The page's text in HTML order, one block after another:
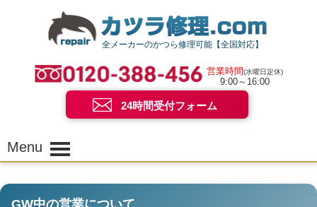
全メーカーのかつら修理可能【全国対応】
営業時間(水曜日定休)
9:00～16:00
24時間受付フォーム
Menu
GW中の営業について